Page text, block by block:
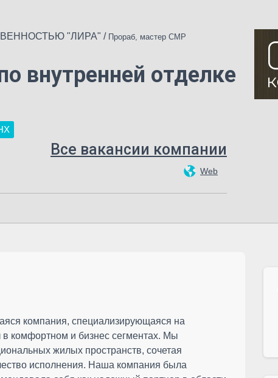
"ЛИРА" / Прораб, мастер СМР
внутренней отделке
Все вакансии компании
Web
компания, специализирующаяся на
комфортном и бизнес сегментах. Мы
жилых пространств, сочетая
исполнения. Наша компания была